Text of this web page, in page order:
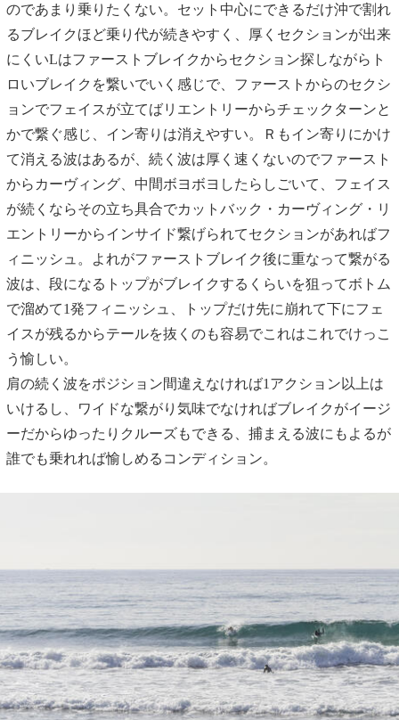
のであまり乗りたくない。セット中心にできるだけ沖で割れ
るブレイクほど乗り代が続きやすく、厚くセクションが出来
にくいLはファーストブレイクからセクション探しながらト
ロいブレイクを繋いでいく感じで、ファーストからのセクシ
ョンでフェイスが立てばリエントリーからチェックターンと
かで繋ぐ感じ、イン寄りは消えやすい。Ｒもイン寄りにかけ
て消える波はあるが、続く波は厚く速くないのでファースト
からカーヴィング、中間ボヨボヨしたらしごいて、フェイス
が続くならその立ち具合でカットバック・カーヴィング・リ
エントリーからインサイド繋げられてセクションがあればフ
ィニッシュ。よれがファーストブレイク後に重なって繋がる
波は、段になるトップがブレイクするくらいを狙ってボトム
で溜めて1発フィニッシュ、トップだけ先に崩れて下にフェ
イスが残るからテールを抜くのも容易でこれはこれでけっこ
う愉しい。
肩の続く波をポジション間違えなければ1アクション以上は
いけるし、ワイドな繋がり気味でなければブレイクがイージ
ーだからゆったりクルーズもできる、捕まえる波にもよるが
誰でも乗れれば愉しめるコンディション。